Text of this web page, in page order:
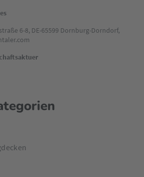
6-8, DE-65599 Dornburg-Dorndorf,